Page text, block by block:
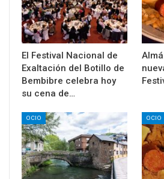
El Festival Nacional de
Exaltación del Botillo de
Bembibre celebra hoy
su cena de…
OCIO OCIO